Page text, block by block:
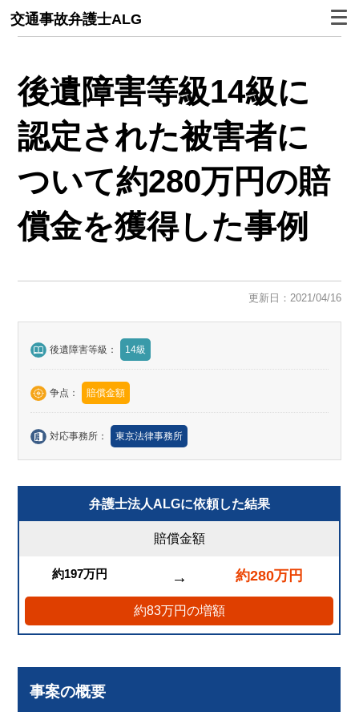
交通事故弁護士ALG
後遺障害等級14級に
認定された被害者に
ついて約280万円の賠
償金を獲得した事例
更新日：2021/04/16
後遺障害等級： 14級
争点： 賠償金額
対応事務所： 東京法律事務所
弁護士法人ALGに依頼した結果
賠償金額
約197万円 → 約280万円
約83万円の増額
事案の概要